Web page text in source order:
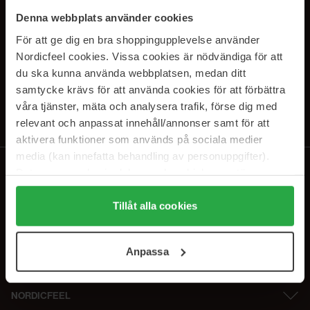
Denna webbplats använder cookies
För att ge dig en bra shoppingupplevelse använder
Nordicfeel cookies. Vissa cookies är nödvändiga för att
du ska kunna använda webbplatsen, medan ditt
samtycke krävs för att använda cookies för att förbättra
våra tjänster, mäta och analysera trafik, förse dig med
relevant och anpassat innehåll/annonser samt för att
aktivera funktioner som används på sociala medier
media (kan innefatta behandling av personuppgifter).
Genom att trycka på "Tillåt alla cookies" accepterar du
alla cookies, medan du under "Detaljer" kan anpassa
användningen av cookies. Du kan när som helst återkalla
samt vår Integritetspolicy.
Tillåt alla cookies
Anpassa
PRENUMERERA PÅ VÅRA
NYHETSBREV
E-postadress
Genom att prenumerera accepterar du vårIntegritetspolicy.
NORDICFEEL